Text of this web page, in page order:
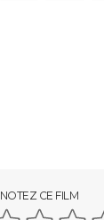
NOTEZ CE FILM